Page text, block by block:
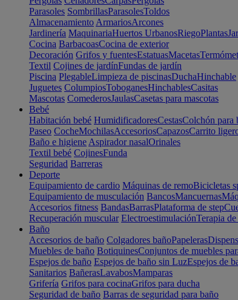
Parasoles SombrillasParasolesToldos
Almacenamiento ArmariosArcones
Jardinería MaquinariaHuertos UrbanosRiegoPlantas
Cocina BarbacoasCocina de exterior
Decoración Grifos y fuentesEstatuasMacetas
Textil Cojines de jardínFundas de jardín
Piscina PlegableLimpieza de piscinasDuchaHinchable
Juguetes ColumpiosToboganesHinchablesCasitas
Mascotas ComederosJaulasCasetas para mascotas
Bebé
Habitación bebé HumidificadoresCestasColchón para
Paseo CocheMochilasAccesoriosCapazosCarrito
Baño e higiene Aspirador nasalOrinales
Textil bebé CojinesFunda
Seguridad Barreras
Deporte
Equipamiento de cardio Máquinas de remoBicicletas
Equipamiento de musculación BancosMancuernas
Accesorios fitness BandasBarrasPlataforma de step
Recuperación muscular ElectroestimulaciónTerapia
Baño
Accesorios de baño Colgadores bañoPapeleras
Muebles de baño BotiquinesConjuntos de muebles
Espejos de baño Espejos de baño sin LuzEspejos de
Sanitarios BañerasLavabosMamparas
Grifería Grifos para cocinaGrifos para ducha
Seguridad de baño Barras de seguridad para baño